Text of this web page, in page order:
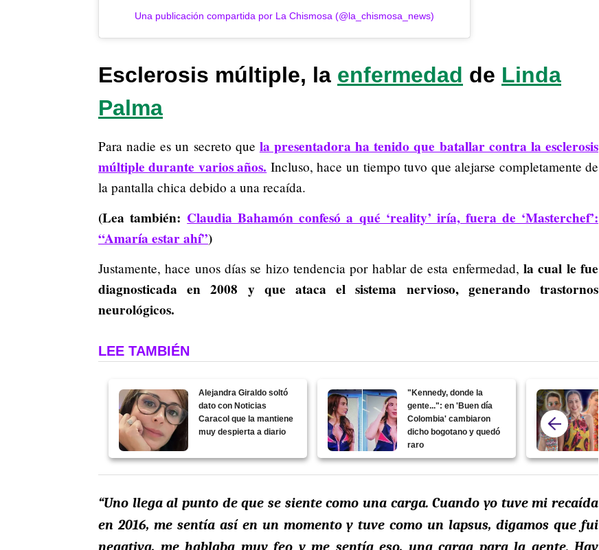
Una publicación compartida por La Chismosa (@la_chismosa_news)
Esclerosis múltiple, la enfermedad de Linda
Palma
Para nadie es un secreto que la presentadora ha tenido que batallar contra la esclerosis
múltiple durante varios años. Incluso, hace un tiempo tuvo que alejarse completamente de
la pantalla chica debido a una recaída.
(Lea también: Claudia Bahamón confesó a qué ‘reality’ iría, fuera de ‘Masterchef’:
“Amaría estar ahí”)
Justamente, hace unos días se hizo tendencia por hablar de esta enfermedad, la cual le fue
diagnosticada en 2008 y que ataca el sistema nervioso, generando trastornos
neurológicos.
LEE TAMBIÉN
Alejandra Giraldo soltó
dato con Noticias
Caracol que la mantiene
muy despierta a diario
"Kennedy, donde la
gente...": en 'Buen día
Colombia' cambiaron
dicho bogotano y quedó
raro
“Uno llega al punto de que se siente como una carga. Cuando yo tuve mi recaída
en 2016, me sentía así en un momento y tuve como un lapsus, digamos que fui